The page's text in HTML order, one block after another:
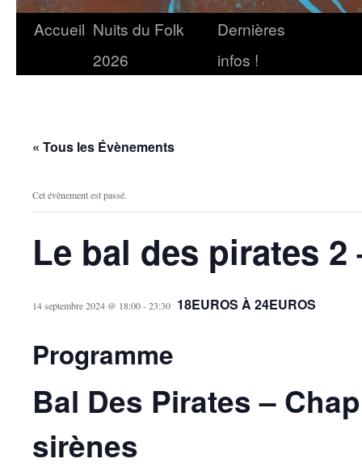
Accueil Nuits du Folk
2026
Dernières
infos !
« Tous les Évènements
Cet évènement est passé.
Le bal des pirates 2
14 septembre 2024 @ 18:00-23:30 18EUROS À 24EUROS
Programme
Bal Des Pirates –
sirènes